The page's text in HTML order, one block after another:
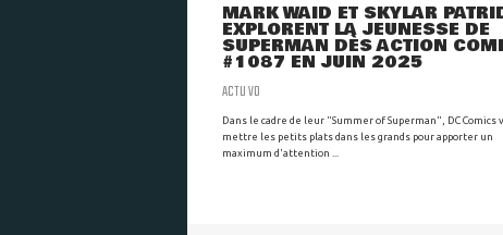
MARK WAID ET SKYLAR
EXPLORENT LA JEUNESSE DE
SUPERMAN DÈS ACTION
#1087 EN JUIN 2025
ACTU VO
Dans le cadre de leur "Summer of Superman", DC Comics
mettre les petits plats dans les grands pour apporter un
maximum d'attention ...